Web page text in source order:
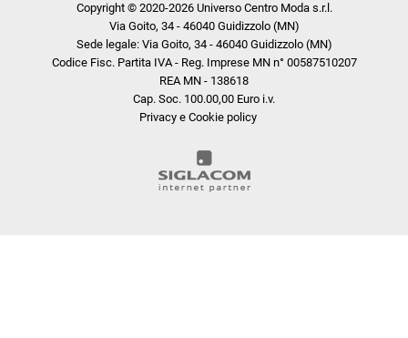
Copyright © 2020-2026 Universo Centro Moda s.r.l.
Via Goito, 34 - 46040 Guidizzolo (MN)
Sede legale: Via Goito, 34 - 46040 Guidizzolo (MN)
Codice Fisc. Partita IVA - Reg. Imprese MN n° 00587510207
REA MN - 138618
Cap. Soc. 100.00,00 Euro i.v.
Privacy e Cookie policy